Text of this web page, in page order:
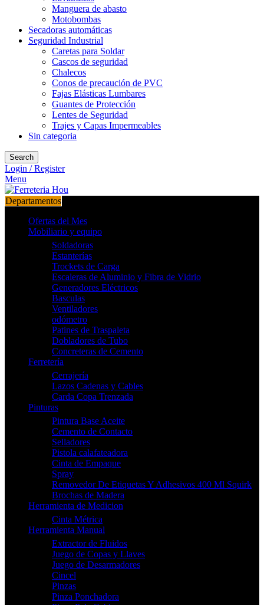
Manguera de abasto
Motobombas
Secadoras automáticas
Seguridad Industrial
Caretas para Soldar
Cascos de seguridad
Chalecos
Conos de precaución de PVC
Fajas Elásticas Lumbares
Guantes de Protección
Lentes de Seguridad
Trajes y Capas Impermeables
Sin categoria
Search
Login / Register
Menu
Departamentos
Ofertas del Mes
Mobiliario y equipo
Soldadoras
Estanterías
Trockets de Carga
Escaleras de Aluminio y Fibra de Vidrio
Generadores Eléctricos
Basculas
Ventiladores
odómetro
Patines de Traspaleta
Dobladores de Tubo
Concreteras de Cemento
Ferretería
Cerrajería
Lazos Cadenas y Cables
Carda Copa Trenzada
Pinturas
Pintura Base Aceite
Cemento de Contacto
Selladores
Pistola calafateadora
Cinta de Empaque
Spray
Removedor De Etiquetas Y Adhesivos 400 Ml Squirk
Brochas de Madera
Herramienta de Medicion
Cinta Métrica
Herramienta Manual
Extractor de Fluidos
Juego de Copas y Llaves
Juego de Desarmadores
Cincel
Pinzas
Pinza Ponchadora